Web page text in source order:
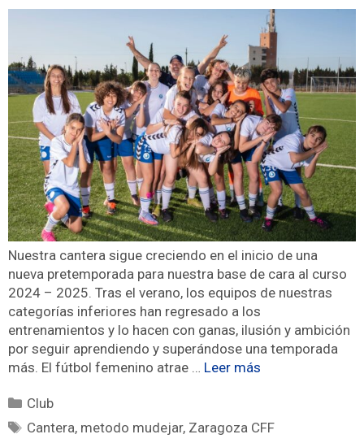
Nuestra cantera sigue creciendo en el inicio de una
nueva pretemporada para nuestra base de cara al curso
2024 – 2025. Tras el verano, los equipos de nuestras
categorías inferiores han regresado a los
entrenamientos y lo hacen con ganas, ilusión y ambición
por seguir aprendiendo y superándose una temporada
más. El fútbol femenino atrae … Leer más
Club
Cantera, metodo mudejar, Zaragoza CFF